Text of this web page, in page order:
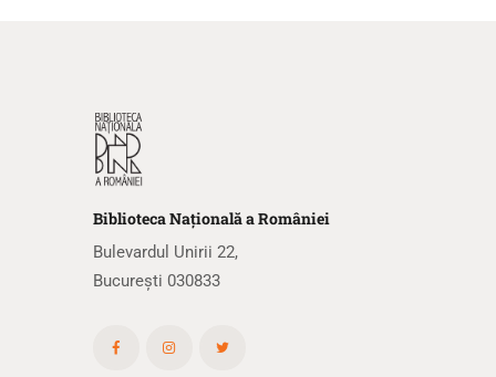
BibliotecaNaționalăa României
Bulevardul Unirii 22,
București 030833